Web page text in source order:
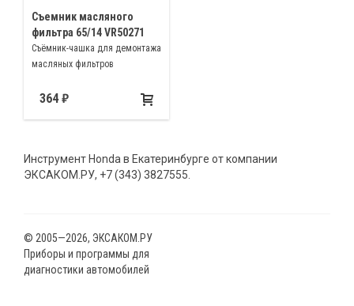
Съемник масляного
фильтра 65/14 VR50271
Съёмник-чашка для демонтажа
масляных фильтров
364
Инструмент Honda в Екатеринбурге от компании
ЭКСАКОМ.РУ, +7 (343) 3827555.
© 2005—2026, ЭКСАКОМ.РУ
Приборы и программы для
диагностики автомобилей